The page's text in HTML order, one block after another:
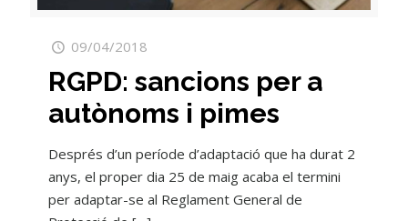
09/04/2018
RGPD: sancions per a
autònoms i pimes
Després d’un període d’adaptació que ha durat 2
anys, el proper dia 25 de maig acaba el termini
per adaptar-se al Reglament General de